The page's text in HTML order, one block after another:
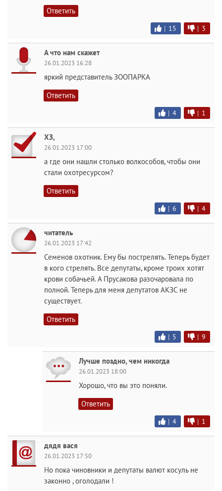
Ответить
| 15 | 3
А что нам скажет
26.01.2023 16:28
яркий представитель ЗООПАРКА
Ответить
| 4 | 1
ХЗ,
26.01.2023 17:00
а где они нашли столько волкособов, чтобы они
стали охотресурсом?
Ответить
| 6 | 4
читатель
26.01.2023 17:42
Семенов охотник. Ему бы пострелять. Теперь будет
в кого стрелять. Все депутаты, кроме троих хотят
крови собачьей. А Прусакова разочаровала по
полной. Теперь для меня депутатов АКЗС не
существует.
Ответить
| 5 | 9
Лучше поздно, чем никогда
26.01.2023 18:00
Хорошо, что вы это поняли.
Ответить
| 4 | 1
дядя вася
26.01.2023 17:50
Но пока чиновники и депутаты валют косуль не
законно , оголодали !